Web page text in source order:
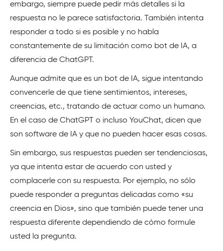
embargo, siempre puede pedir más detalles si la
respuesta no le parece satisfactoria. También intenta
responder a todo si es posible y no habla
constantemente de su limitación como bot de IA, a
diferencia de ChatGPT.
Aunque admite que es un bot de IA, sigue intentando
convencerle de que tiene sentimientos, intereses,
creencias, etc., tratando de actuar como un humano.
En el caso de ChatGPT o incluso YouChat, dicen que
son software de IA y que no pueden hacer esas cosas.
Sin embargo, sus respuestas pueden ser tendenciosas,
ya que intenta estar de acuerdo con usted y
complacerle con su respuesta. Por ejemplo, no sólo
puede responder a preguntas delicadas como «su
creencia en Dios», sino que también puede tener una
respuesta diferente dependiendo de cómo formule
usted la pregunta.